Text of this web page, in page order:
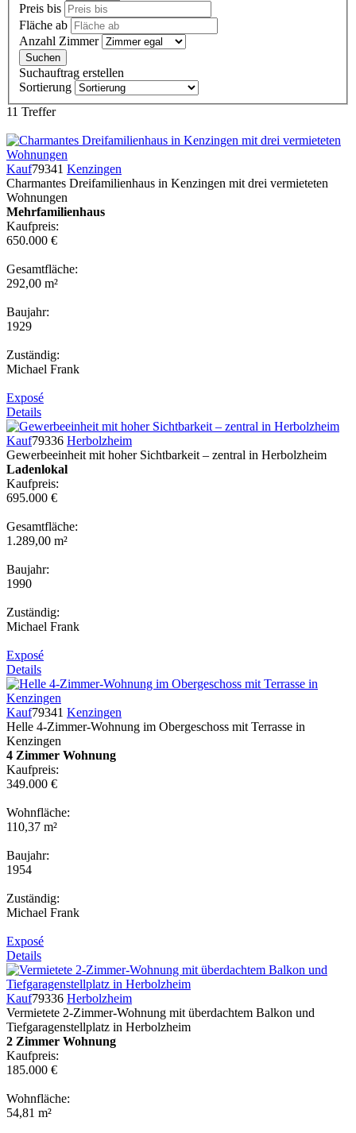
Preis bis
Fläche ab
Anzahl Zimmer
Suchauftrag erstellen
Sortierung
11 Treffer
Kauf79341 Kenzingen
Charmantes Dreifamilienhaus in Kenzingen mit drei vermieteten
Wohnungen
Mehrfamilienhaus
Kaufpreis:
650.000 €
Gesamtfläche:
292,00 m²
Baujahr:
1929
Zuständig:
Michael Frank
Exposé
Details
Kauf79336 Herbolzheim
Gewerbeeinheit mit hoher Sichtbarkeit – zentral in Herbolzheim
Ladenlokal
Kaufpreis:
695.000 €
Gesamtfläche:
1.289,00 m²
Baujahr:
1990
Zuständig:
Michael Frank
Exposé
Details
Kauf79341 Kenzingen
Helle 4-Zimmer-Wohnung im Obergeschoss mit Terrasse in
Kenzingen
4 Zimmer Wohnung
Kaufpreis:
349.000 €
Wohnfläche:
110,37 m²
Baujahr:
1954
Zuständig:
Michael Frank
Exposé
Details
Kauf79336 Herbolzheim
Vermietete 2-Zimmer-Wohnung mit überdachtem Balkon und
Tiefgaragenstellplatz in Herbolzheim
2 Zimmer Wohnung
Kaufpreis:
185.000 €
Wohnfläche:
54,81 m²